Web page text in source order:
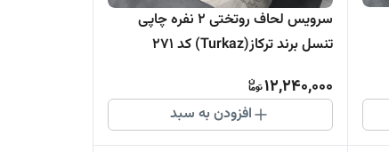
سرویس لحاف روتختی 2 نفره چاپی
تنسل برند ترکاز(Turkaz) کد 271
12,240,000
افزودن به سبد